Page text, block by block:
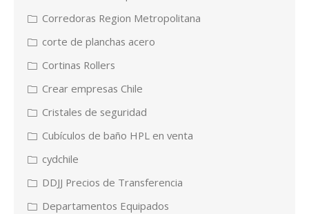
Corredoras Region Metropolitana
corte de planchas acero
Cortinas Rollers
Crear empresas Chile
Cristales de seguridad
Cubículos de baño HPL en venta
cydchile
DDJJ Precios de Transferencia
Departamentos Equipados